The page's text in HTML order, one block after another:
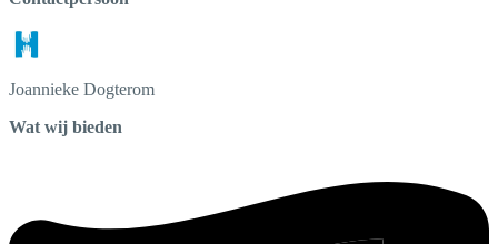
Joannieke Dogterom
Wat wij bieden